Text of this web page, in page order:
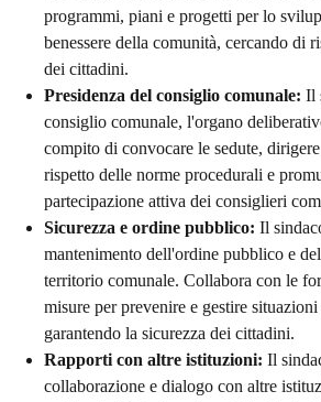
programmi, piani e progetti per lo
benessere della comunità, cercando di
dei cittadini.
Presidenza del consiglio comunale: Il
consiglio comunale, l'organo
compito di convocare le sedute,
rispetto delle norme procedurali e
partecipazione attiva dei consiglieri
Sicurezza e ordine pubblico: Il
mantenimento dell'ordine pubblico e
territorio comunale. Collabora con le
misure per prevenire e gestire
garantendo la sicurezza dei cittadini.
Rapporti con altre istituzioni: Il
collaborazione e dialogo con altre